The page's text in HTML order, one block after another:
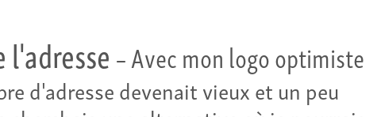
l'adresse– Avec mon logo optimiste
d'adresse devenait vieux et un peu